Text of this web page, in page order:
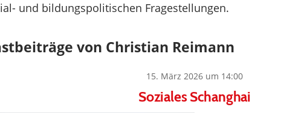
und bildungspolitischen Fragestellungen.
von Christian Reimann
15. März 2026 um 14:00
Soziales Schanghai